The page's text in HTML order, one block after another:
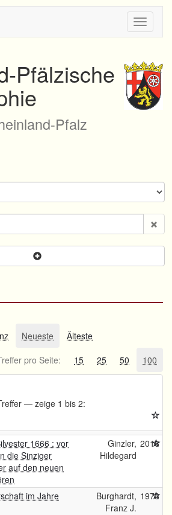
ein/
Pfälzische
Pfalz
Neueste
Älteste
pro Seite:
15 25 50 100
— zeige 1 bis 2:
1666 : vor
die Sinziger
auf den neuen
Ginzler,
Hildegard
2016
im Jahre
Burghardt,
Franz J.
1978